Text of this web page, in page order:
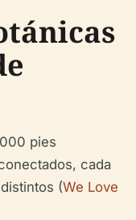
pies
cada
(We Love